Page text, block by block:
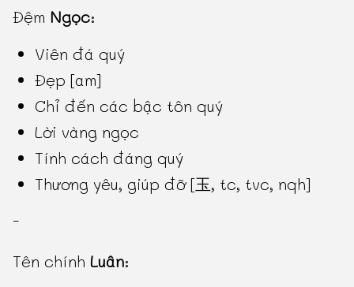
Đệm Ngọc:
Viên đá quý
Đẹp [am]
Chỉ đến các bậc tôn quý
Lời vàng ngọc
Tính cách đáng quý
Thương yêu, giúp đỡ [玉, tc, tvc, nqh]
-
Tên chínhLuân: